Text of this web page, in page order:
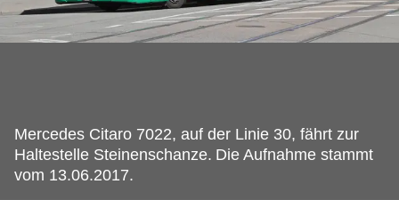
Mercedes Citaro 7022, auf der Linie 30, fährt zur
Haltestelle Steinenschanze. Die Aufnahme stammt
vom 13.06.2017.